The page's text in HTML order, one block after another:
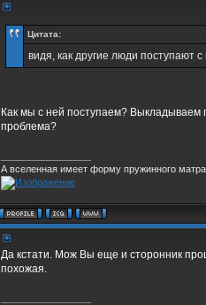
Цитата:
видя, как другие люди поступают
Как мы с ней поступаем?
проблема?
А вселенная имеет форму пружинного
Да кстати. Мож Вы еще и сторонник
похожая.